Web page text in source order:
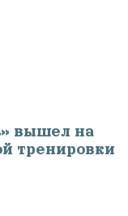
вышел на
тренировки